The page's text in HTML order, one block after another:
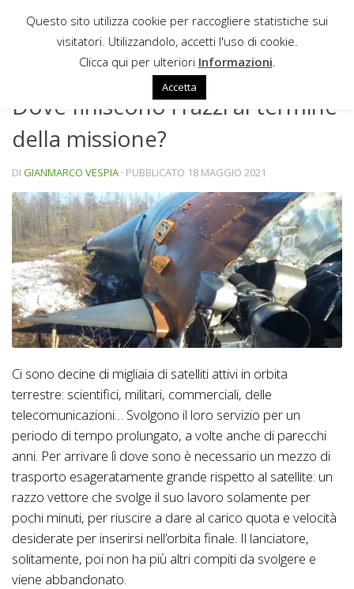
Sotto il contenuto
APPROFONDIMENTI
Dove finiscono i razzi al termine
della missione?
DI GIANMARCO VESPIA · PUBBLICATO 18 MAGGIO 2021
Ci sono decine di migliaia di satelliti attivi in orbita
terrestre: scientifici, militari, commerciali, delle
telecomunicazioni… Svolgono il loro servizio per un
periodo di tempo prolungato, a volte anche di parecchi
anni. Per arrivare lì dove sono è necessario un mezzo di
trasporto esageratamente grande rispetto al satellite: un
razzo vettore che svolge il suo lavoro solamente per
pochi minuti, per riuscire a dare al carico quota e velocità
desiderate per inserirsi nell’orbita finale. Il lanciatore,
solitamente, poi non ha più altri compiti da svolgere e
viene abbandonato.
Questo sito utilizza cookie per raccogliere statistiche sui
visitatori. Utilizzandolo, accetti l'uso di cookie.
Clicca qui per ulteriori Informazioni
Accetta